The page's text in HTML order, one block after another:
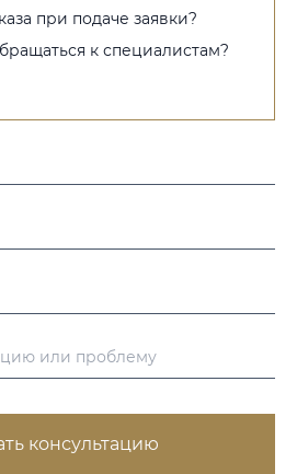
при подаче заявки?
к специалистам?
консультацию